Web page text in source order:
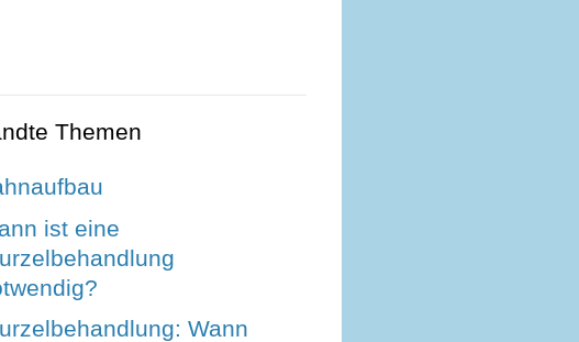
Themen
ist eine
Wann